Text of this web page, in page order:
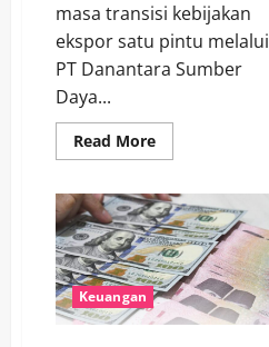
masa transisi kebijakan
ekspor satu pintu melalui
PT Danantara Sumber
Daya...
Read MoreRead
more
1
Juni
2026,
Eksportir
CPO
dan
Batu
Bara
Wajib
Keuangan